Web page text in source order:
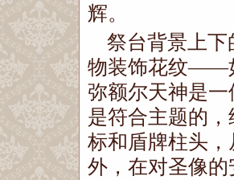
辉。
祭台背景上
物装饰花纹——
弥额尔天神是
是符合主题的
标和盾牌柱头
外，在对圣像